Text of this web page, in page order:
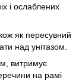
і ослаблених
як пересувний
над унітазом.
витримує
на рамі